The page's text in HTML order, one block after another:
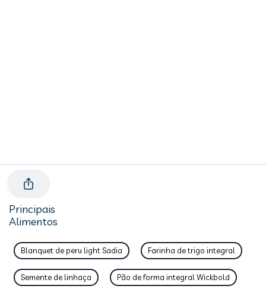
Principais
Alimentos
Blanquet de peru light Sadia Farinha de trigo integral
Semente de linhaça Pão de forma integral Wickbold